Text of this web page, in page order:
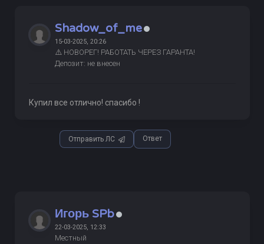
Shadow_of_me
15-03-2025, 20:26
⚠️ НОВОРЕГ! РАБОТАТЬ ЧЕРЕЗ ГАРАНТА!
Депозит: не внесен
Купил все отлично! спасибо !
Отправить ЛС Ответ
Игорь SPb
22-03-2025, 12:33
Местный